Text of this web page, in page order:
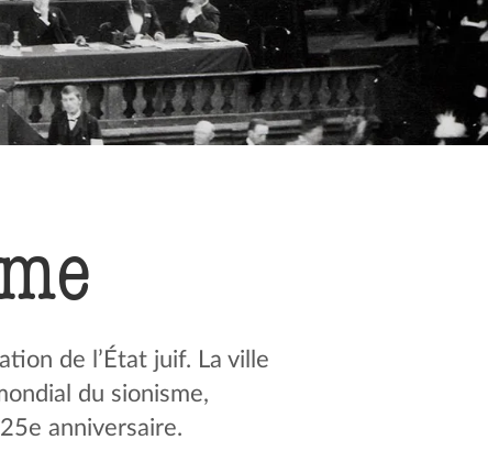
de l’État juif. La ville
du sionisme,
anniversaire.